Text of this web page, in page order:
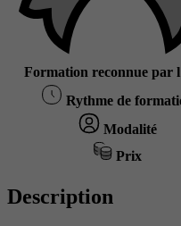
Formation reconnue par
Rythme de
Modalité
Prix
Description